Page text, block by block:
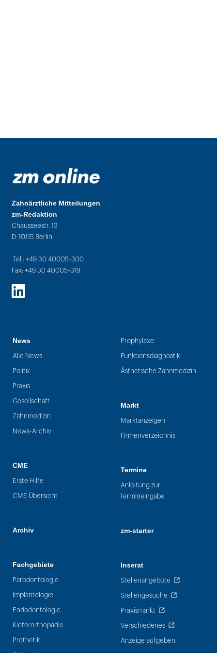
Zahnärztliche Mitteilungen
zm-Redaktion
Chausseestr. 13
D-10115 Berlin
Tel.: +49 30 40005-300
Fax: +49 30 40005-319
LinkedIn
News
Alle News
Politik
Praxis
Gesellschaft
Zahnmedizin
News-Archiv
CME
Erste Hilfe
CME Übersicht
Archiv
Fachgebiete
Parodontologie
Implantologie
Endodontologie
Kieferorthopädie
Prothetik
Prophylaxe
Funktionsdiagnostik
Ästhetische Zahnmedizin
Markt
Marktanzeigen
Firmenverzeichnis
Termine
Anleitung zur
Termineingabe
zm-starter
Inserat
Stellenangebote
Stellengesuche
Praxismarkt
Verschiedenes
Anzeige aufgeben